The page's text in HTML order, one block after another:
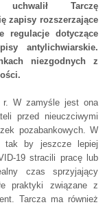
uchwalił Tarczę
zapisy rozszerzające
regulacje dotyczące
antylichwiarskie.
niezgodnych z
r. W zamyśle jest ona
przed nieuczciwymi
pozabankowych. W
tak by jeszcze lepiej
19 stracili pracę lub
czas sprzyjający
praktyki związane z
Tarcza ma również